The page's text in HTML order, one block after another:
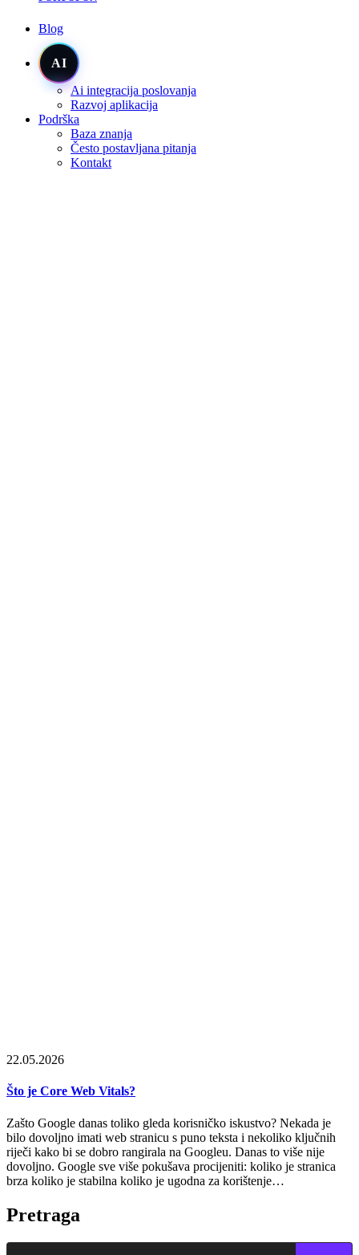
Blog
AI
Ai integracija poslovanja
Razvoj aplikacija
Podrška
Baza znanja
Često postavljana pitanja
Kontakt
22.05.2026
Što je Core Web Vitals?
Zašto Google danas toliko gleda korisničko iskustvo? Nekada je
bilo dovoljno imati web stranicu s puno teksta i nekoliko ključnih
riječi kako bi se dobro rangirala na Googleu. Danas to više nije
dovoljno. Google sve više pokušava procijeniti: koliko je stranica
brza koliko je stabilna koliko je ugodna za korištenje…
Pretraga